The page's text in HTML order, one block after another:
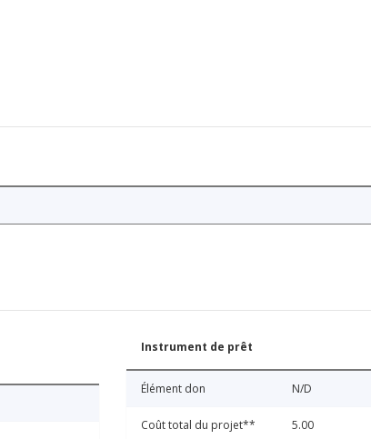
Instrument de prêt
Élément don N/D
Coût total du projet** 5.00